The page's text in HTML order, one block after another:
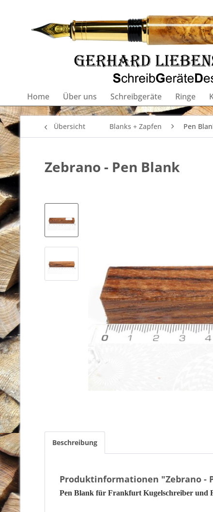
Home Über uns Schreibgeräte Ringe
Übersicht Blanks + Zapfen Pen
Zebrano - Pen Blank
Beschreibung
Produktinformationen "Zebrano -
Pen Blank für Frankfurt Kugelschreiber und